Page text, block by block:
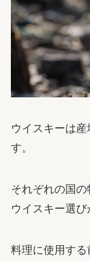
ウイスキーは
す。
それぞれの国
ウイスキー選び
料理に使用す